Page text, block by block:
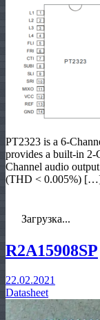
PT2323 is a 6-
provides a built-in 2-
Channel audio
(THD < 0.005%)
Загрузка...
R2A15908SP
22.02.2021
Datasheet